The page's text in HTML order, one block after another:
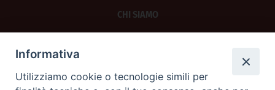
CHI SIAMO
Informativa
Utilizziamo cookie o tecnologie simili per